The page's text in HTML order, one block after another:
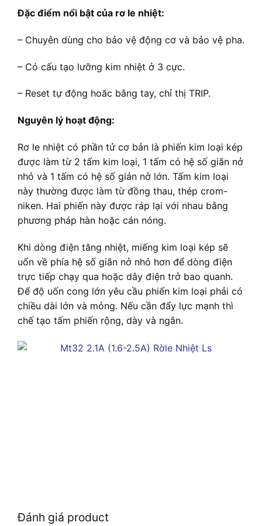
Đặc điểm nổi bật của rơ le nhiệt:
– Chuyên dùng cho bảo vệ động cơ và bảo vệ pha.
– Có cấu tạo lưỡng kim nhiệt ở 3 cực.
– Reset tự động hoăc bằng tay, chỉ thị TRIP.
Nguyên lý hoạt động:
Rơ le nhiệt có phần tử cơ bản là phiến kim loại kép
được làm từ 2 tấm kim loại, 1 tấm có hệ số giãn nở
nhỏ và 1 tấm có hệ số giản nở lớn. Tấm kim loại
này thường được làm từ đồng thau, thép crom-
niken. Hai phiến này được ráp lại với nhau bằng
phương pháp hàn hoặc cán nóng.
Khi dòng điện tăng nhiệt, miếng kim loại kép sẽ
uốn về phía hệ số giãn nở nhỏ hơn để dòng điện
trực tiếp chạy qua hoặc dây điện trở bao quanh.
Để độ uốn cong lớn yêu cầu phiến kim loại phải có
chiều dài lớn và mỏng. Nếu cần đẩy lực mạnh thì
chế tạo tấm phiến rộng, dày và ngắn.
Đánh giá product